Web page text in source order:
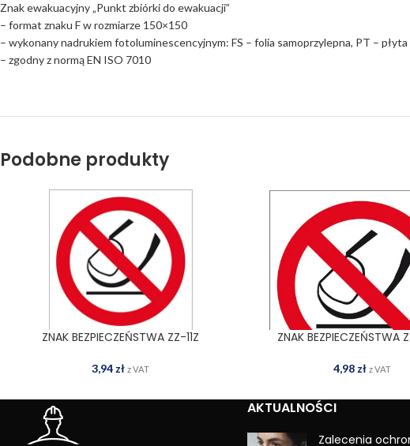
Znak ewakuacyjny „Punkt zbiórki do ewakuacji”
– format znaku F w rozmiarze 150×150
– wykonany nadrukiem fotoluminescencyjnym: FS – folia samoprzylepna, PT –
– zgodny z normą EN ISO 7010
Podobne produkty
DODAJ DO KOSZYKA
ZNAK BEZPIECZEŃSTWA ZZ-11Z
3,94 zł z VAT
DODAJ DO
ZNAK BEZPIECZEŃSTWA
4,98 zł z VAT
AKTUALNOŚCI
Zalecenia